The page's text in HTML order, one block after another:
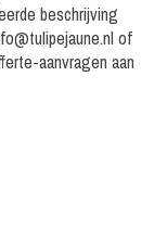
beschrijving
of
aanvragen aan